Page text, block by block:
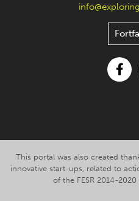
This portal was also created
innovative start-ups, related to
of the FESR 2014-